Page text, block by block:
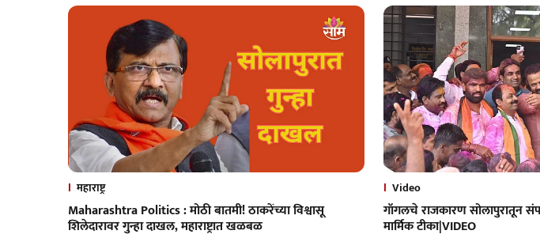
महाराष्ट्र
Maharashtra Politics : मोठी बातमी! ठाकरेंच्या विश्वासू
शिलेदारावर गुन्हा दाखल, महाराष्ट्रात खळबळ
Video
गॉगलचे राजकारण सोलापुरातून
मार्मिक टीका|VIDEO